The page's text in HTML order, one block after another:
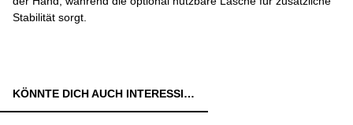
Stabilität sorgt.
KÖNNTE DICH AUCH INTERESSIEREN: